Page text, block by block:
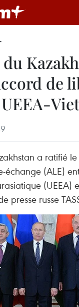
de
a ratifié le
(ALE)
(UEEA)
presse russe